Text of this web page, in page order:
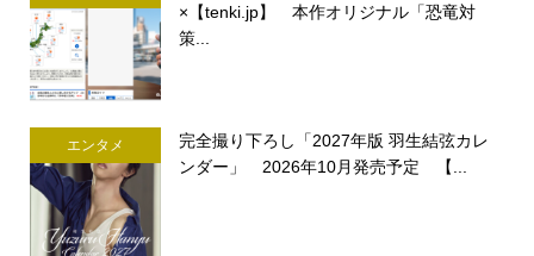
×【tenki.jp】 本作オリジナル「恐竜対
策...
エンタメ
完全撮り下ろし「2027年版 羽生結弦カレ
ンダー」 2026年10月発売予定 【...